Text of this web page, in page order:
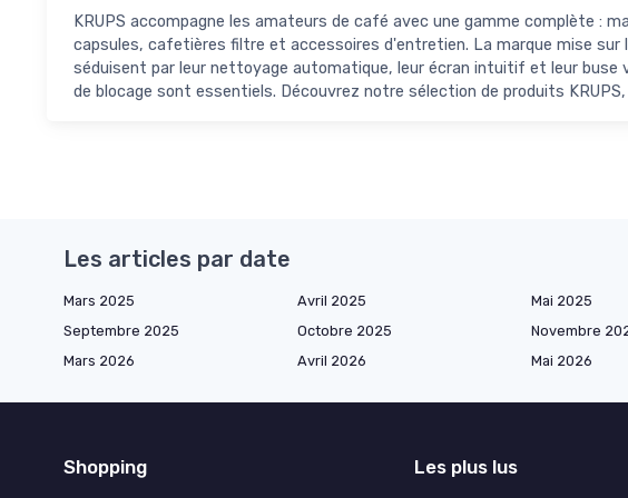
KRUPS accompagne les amateurs de café avec une gamme complète :
capsules, cafetières filtre et accessoires d'entretien. La marque mise
séduisent par leur nettoyage automatique, leur écran intuitif et leur buse
de blocage sont essentiels. Découvrez notre sélection de produits
Les articles par date
Mars 2025 Avril 2025 Mai 2025
Septembre 2025
Octobre 2025 Novembre
Mars 2026
Avril 2026 Mai 2026
Shopping Les plus lus